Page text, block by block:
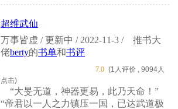
超维武仙
万事皆虚 / 更新中 / 2022-11-3 /
推书大
佬berty的书单和书评
7.0 (1人评价 , 9094人
点击)
“大旻无道，神器更易，此乃天命！”
“帝君以一人之力镇压一国，已达武道极